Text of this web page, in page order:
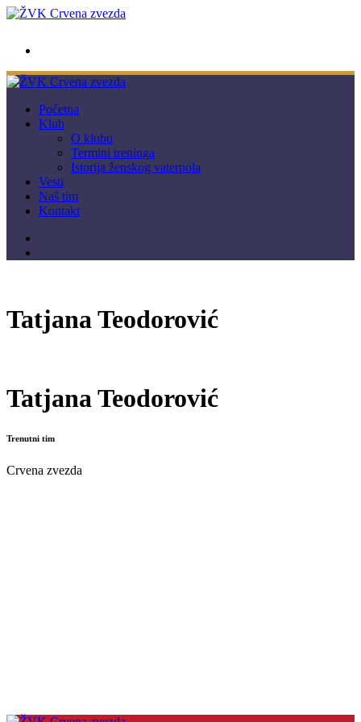
Početna
Klub
O klubu
Termini treninga
Istorija ženskog vaterpola
Vesti
Naš tim
Kontakt
Tatjana Teodorović
Tatjana Teodorović
Trenutni tim
Crvena zvezda